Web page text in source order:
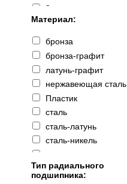
8
9
10
12
15
22
25
Материал:
бронза
бронза-графит
латунь-графит
нержавеющая сталь
Пластик
сталь
сталь-латунь
сталь-никель
Тип радиального
подшипника: